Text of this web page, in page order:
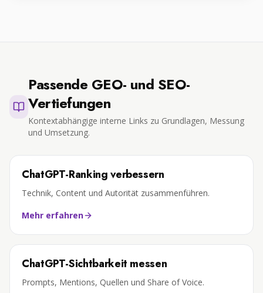
Passende GEO- und SEO-
Vertiefungen
Kontextabhängige interne Links zu Grundlagen, Messung
und Umsetzung.
ChatGPT-Ranking verbessern
Technik, Content und Autorität zusammenführen.
Mehr erfahren
ChatGPT-Sichtbarkeit messen
Prompts, Mentions, Quellen und Share of Voice.